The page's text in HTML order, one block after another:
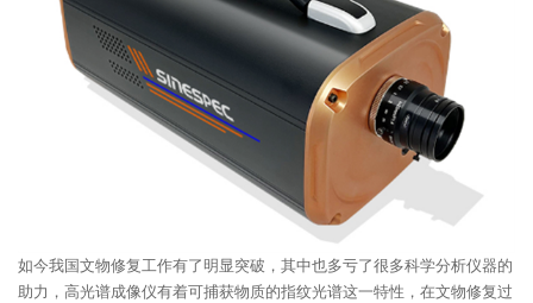
如今我国文物修复工作有了明显突破，其中也多亏了很多科学分析仪器的
助力，高光谱成像仪有着可捕获物质的指纹光谱这一特性，在文物修复过